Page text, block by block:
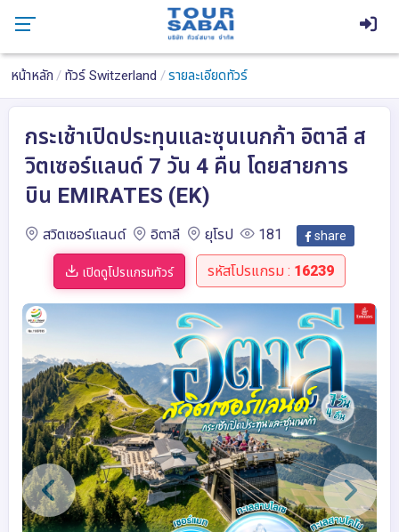
หน้าหลัก ทัวร์ Switzerland รายละเอียดทัวร์
กระเช้าเปิดประทุนและซุนเนกก้า อิตาลี ส
วิตเซอร์แลนด์ 7 วัน 4 คืน โดยสายการ
บิน EMIRATES (EK)
สวิตเซอร์แลนด์ อิตาลี ยุโรป 181 share
เปิดดูโปรแกรมทัวร์ รหัสโปรแกรม : 16239